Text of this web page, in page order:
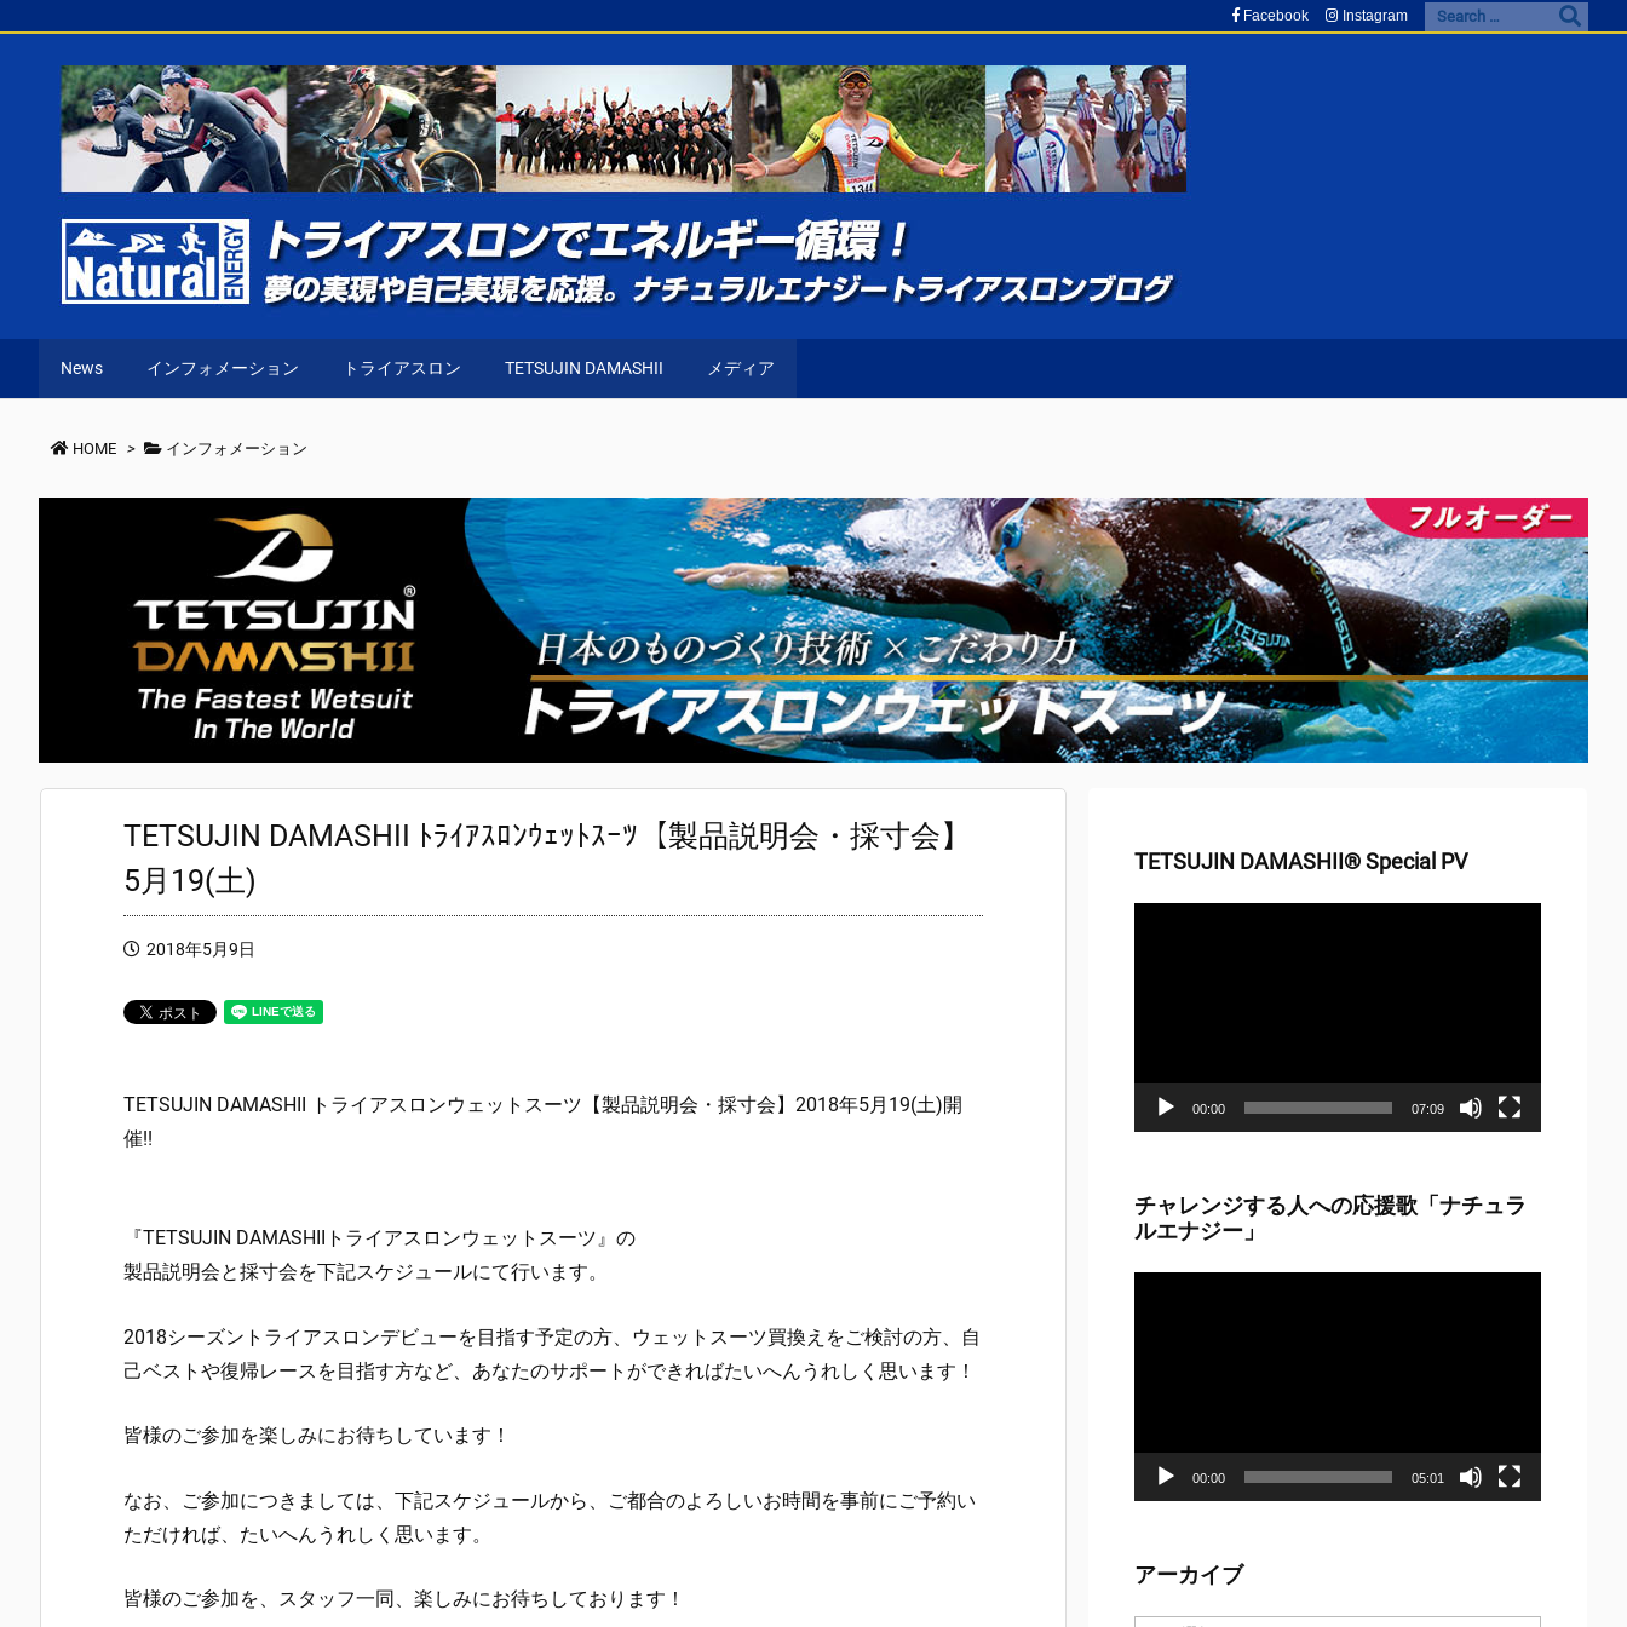
News インフォメーション トライアスロン TETSUJIN DAMASHII メディア
Facebook Instagram
HOME > インフォメーション
TETSUJIN DAMASHII ﾄﾗｲｱｽﾛﾝｳｪｯﾄｽｰﾂ【製品説明会・採寸会】
5月19(土)
2018年5月9日
TETSUJIN DAMASHII トライアスロンウェットスーツ【製品説明会・採寸会】2018年5月19(土)開
催!!
『TETSUJIN DAMASHIIトライアスロンウェットスーツ』の
製品説明会と採寸会を下記スケジュールにて行います。
2018シーズントライアスロンデビューを目指す予定の方、ウェットスーツ買換えをご検討の方、自
己ベストや復帰レースを目指す方など、あなたのサポートができればたいへんうれしく思います！
皆様のご参加を楽しみにお待ちしています！
なお、ご参加につきましては、下記スケジュールから、ご都合のよろしいお時間を事前にご予約い
ただければ、たいへんうれしく思います。
皆様のご参加を、スタッフ一同、楽しみにお待ちしております！
TETSUJIN DAMASHII® Special PV
00:00 07:09
チャレンジする人への応援歌「ナチュラ
ルエナジー」
00:00 05:01
アーカイブ